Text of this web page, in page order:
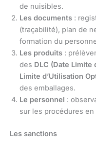
de nuisibles.
Les documents :
(traçabilité), plan de
formation du
Les produits :
des DLC (Date Limite
Limite d’Utilisation
des emballages.
Le personnel :
sur les procédures
Les sanctions